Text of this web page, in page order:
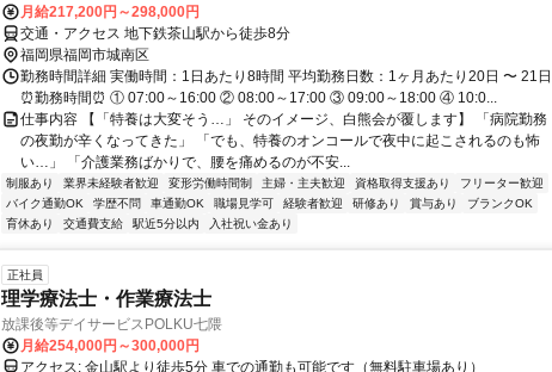
月給217,200円～298,000円
交通・アクセス 地下鉄茶山駅から徒歩8分
福岡県福岡市城南区
勤務時間詳細 実働時間：1日あたり8時間 平均勤務日数：1ヶ月あたり20日 〜 21日
⏰勤務時間⏰ ① 07:00～16:00 ② 08:00～17:00 ③ 09:00～18:00 ④ 10:0...
仕事内容 【「特養は大変そう…」 そのイメージ、白熊会が覆します】 「病院勤務
の夜勤が辛くなってきた」 「でも、特養のオンコールで夜中に起こされるのも怖
い…」 「介護業務ばかりで、腰を痛めるのが不安...
制服あり 業界未経験者歓迎 変形労働時間制 主婦・主夫歓迎 資格取得支援あり
フリーター歓迎
バイク通勤OK
学歴不問 車通勤OK 職場見学可 経験者歓迎 研修あり 賞与あり
ブランクOK
育休あり
交通費支給 駅近5分以内 入社祝い金あり
正社員
理学療法士・作業療法士
放課後等デイサービスPOLKU七隈
月給254,000円～300,000円
アクセス: 金山駅より徒歩5分 車での通勤も可能です（無料駐車場あり）